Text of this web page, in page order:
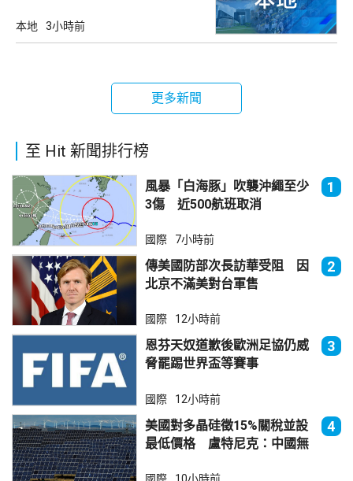
本地 3小時前
更多新聞
至 Hit 新聞排行榜
風暴「白海豚」吹襲沖繩至少
3傷 近500航班取消
1
國際 7小時前
傳美國防部次長訪華受阻 因
北京不滿美對台軍售
2
國際 12小時前
恩芬天奴道歉後歐洲足協仍威
脅罷踢世界盃等賽事
3
國際 12小時前
美國對多晶硅徵15%關稅並設
最低價格 盧特尼克：中國無
4